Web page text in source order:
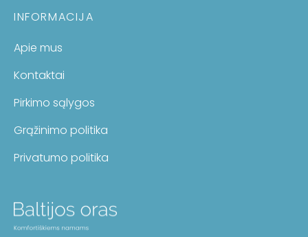
INFORMACIJA
Apie mus
Kontaktai
Pirkimo sąlygos
Grąžinimo politika
Privatumo politika